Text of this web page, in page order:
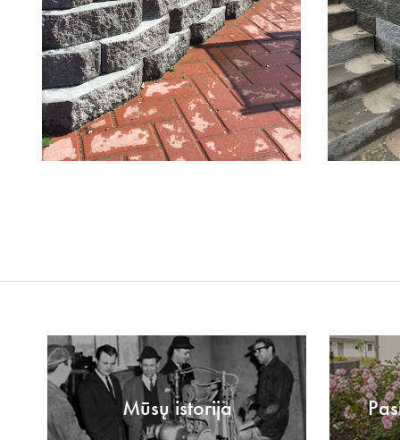
Mūsų istorija